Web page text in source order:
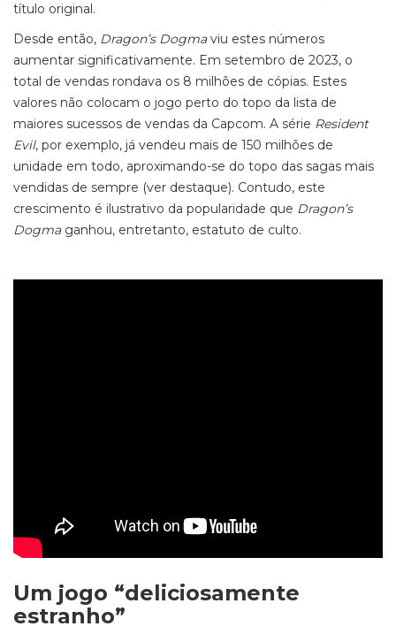
título original.
Desde então, Dragon’s Dogmaviu estes números
aumentar significativamente. Em setembro de 2023, o
total de vendas rondava os 8 milhões de cópias. Estes
valores não colocam o jogo perto do topo da lista de
maiores sucessos de vendas da Capcom. A série Resident
Evil, por exemplo, já vendeu mais de 150 milhões de
unidade em todo, aproximando-se do topo das sagas mais
vendidas de sempre (ver destaque). Contudo, este
crescimento é ilustrativo da popularidade que Dragon’s
Dogma ganhou, entretanto, estatuto de culto.
Um jogo “deliciosamente
estranho”